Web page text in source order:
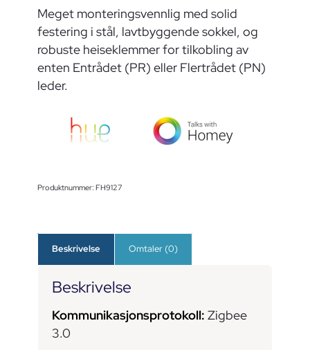
Meget monteringsvennlig med solid
festering i stål, lavtbyggende sokkel, og
robuste heiseklemmer for tilkobling av
enten Entrådet (PR) eller Flertrådet (PN)
leder.
Produktnummer: FH9127
Beskrivelse Omtaler (0)
Beskrivelse
Kommunikasjonsprotokoll: Zigbee
3.0